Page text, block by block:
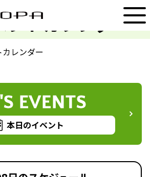
ントカレンダー
EVENT
レンダー
EVENTS
本日のイベント